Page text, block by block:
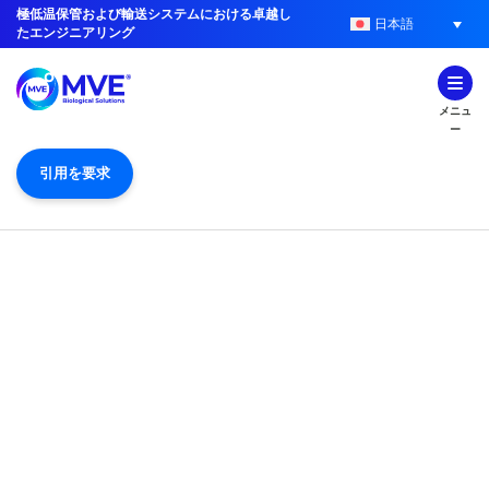
極低温保管および輸送システムにおける卓越し
たエンジニアリング
日本語
メニュ
ー
引用を要求